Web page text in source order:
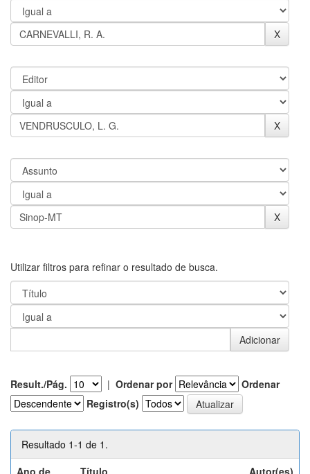
Utilizar filtros para refinar o resultado de busca.
Result./Pág. | Ordenar por
Ordenar
Registro(s)
Resultado 1-1 de 1.
Ano de
Título Autor(es)